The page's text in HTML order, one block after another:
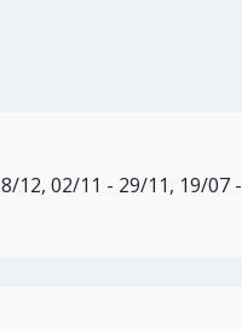
12, 02/11 - 29/11, 19/07 -